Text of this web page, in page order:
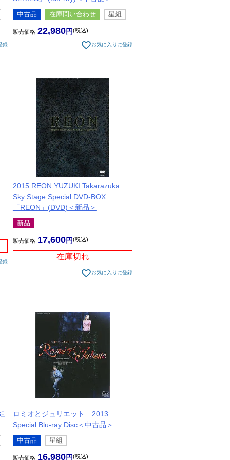
録
中古品 在庫問い合わせ 星組
販売価格 22,980 税込
お気に入りに登録
録
2015 REON YUZUKI Takarazuka
Sky Stage Special DVD-BOX
「REON」(DVD)＜新品＞
新品
販売価格 17,600 税込
在庫切れ
お気に入りに登録
ロミオとジュリエット 2013
Special Blu-ray Disc＜中古品＞
中古品 星組
販売価格 16,980 税込